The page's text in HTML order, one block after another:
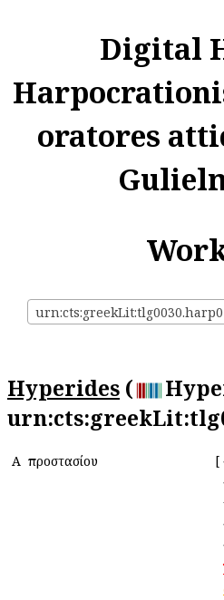
Digital
oratores
Hyperides (
Α Ἀπροστασίου [